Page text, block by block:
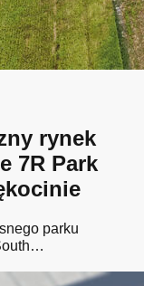
rynek
7R Park
parku